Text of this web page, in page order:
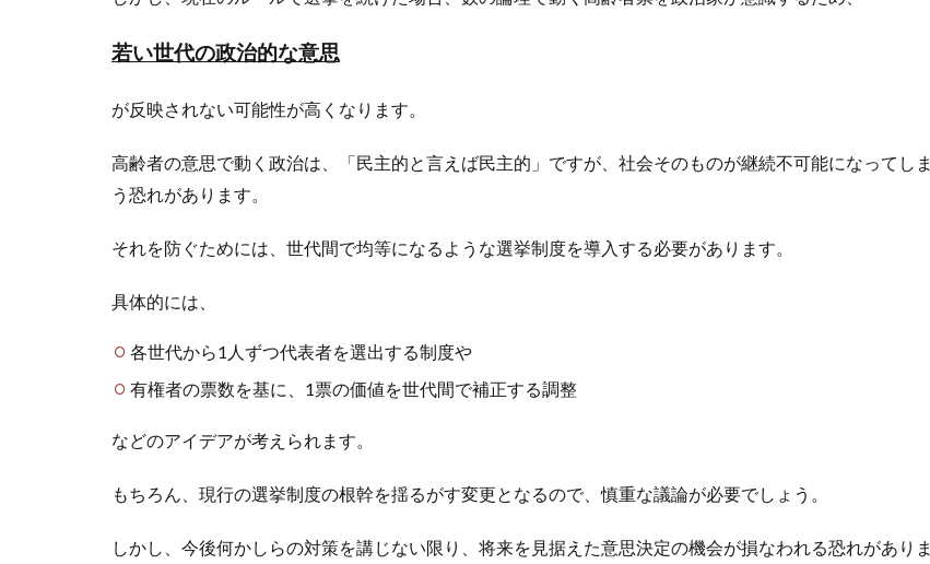
若い世代の政治的な意思
が反映されない可能性が高くなります。
高齢者の意思で動く政治は、「民主的と言えば民主的」ですが、社会そのものが継続不可能になってしま
う恐れがあります。
それを防ぐためには、世代間で均等になるような選挙制度を導入する必要があります。
具体的には、
各世代から1人ずつ代表者を選出する制度や
有権者の票数を基に、1票の価値を世代間で補正する調整
などのアイデアが考えられます。
もちろん、現行の選挙制度の根幹を揺るがす変更となるので、慎重な議論が必要でしょう。
しかし、今後何かしらの対策を講じない限り、将来を見据えた意思決定の機会が損なわれる恐れがありま